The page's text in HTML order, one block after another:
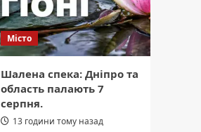
Місто
Шалена спека: Дніпро та
область палають 7
серпня.
13 години тому назад